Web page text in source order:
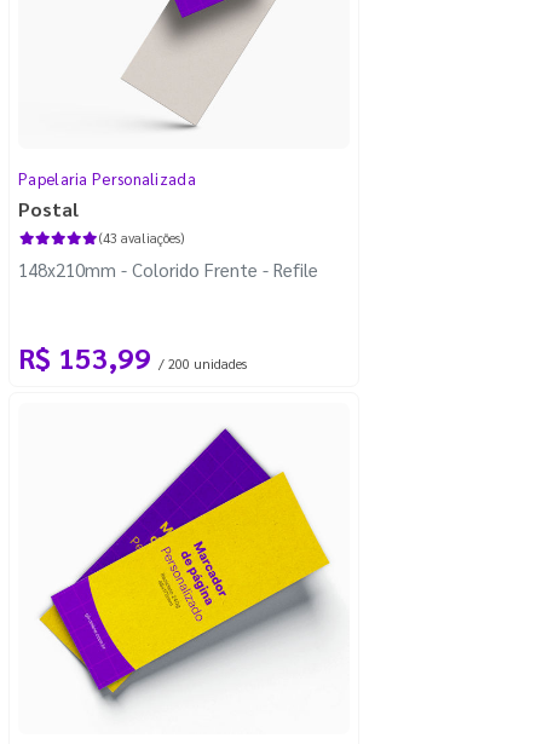
Papelaria Personalizada
Postal
(43 avaliações)
148x210mm - Colorido Frente - Refile
R$ 153,99 / 200 unidades